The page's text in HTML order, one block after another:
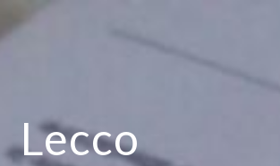
Lecco